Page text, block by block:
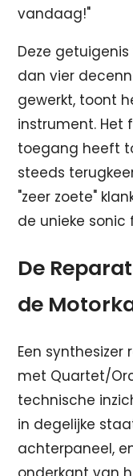
vandaag!"
Deze
dan vier
gewerkt, toont
instrument. Het
toegang heeft
steeds
"zeer zoete"
de unieke
De
de
Een
met Quartet/
technische
in degelijke
achterpaneel,